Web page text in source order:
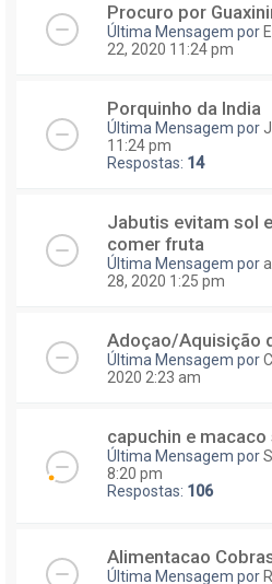
Procuro por
Última Mensagem por
22, 2020 11:24 pm
Porquinho da India
Última Mensagem por
11:24 pm
Respostas: 14
Jabutis evitam sol
comer fruta
Última Mensagem por
28, 2020 1:25 pm
Adoçao/Aquisição
Última Mensagem por
2020 2:23 am
capuchin e macaco
Última Mensagem por
8:20 pm
Respostas: 106
Alimentacao
Última Mensagem por